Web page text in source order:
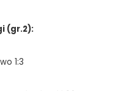
(gr.2):
1:3